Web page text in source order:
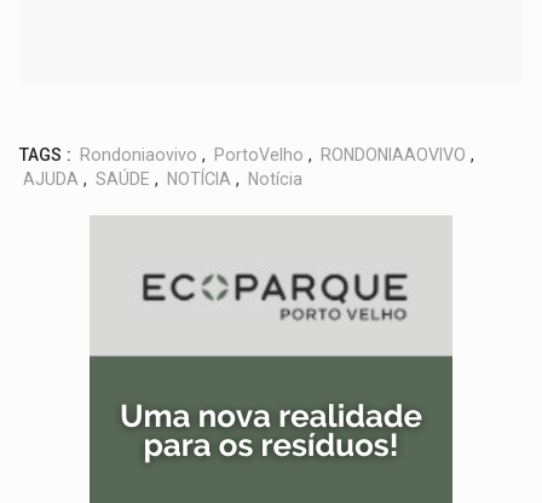
TAGS : Rondoniaovivo , PortoVelho , RONDONIAAOVIVO ,
AJUDA , SAÚDE , NOTÍCIA , Notícia